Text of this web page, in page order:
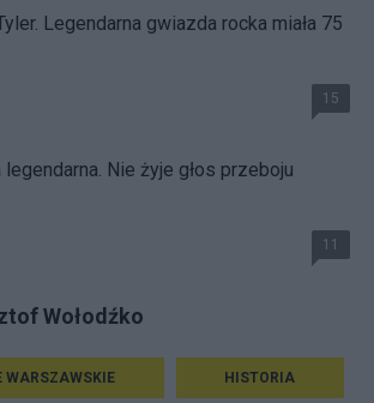
Legendarna gwiazda rocka miała 75
15
legendarna. Nie żyje głos przeboju
11
Wołodźko
WARSZAWSKIE HISTORIA